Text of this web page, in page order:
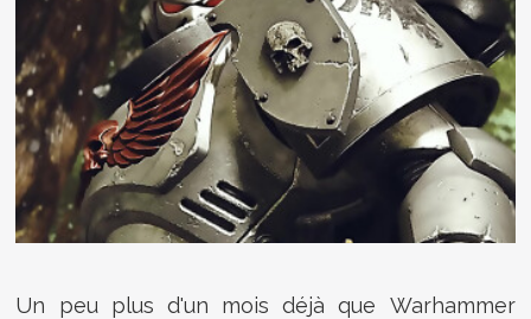
Un peu plus d'un mois déjà que Warhammer